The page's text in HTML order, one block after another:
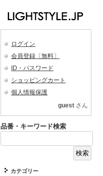
ログイン
会員登録〔無料〕
ID・パスワード
ショッピングカート
個人情報保護
guest さん
品番・キーワード検索
カテゴリー